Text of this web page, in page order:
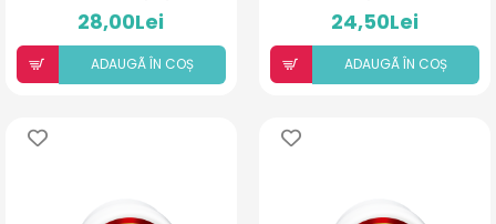
ANTIALERGICĂ
28,00Lei
ADAUGÃ ÎN COȘ
PENTRU ARSURI MEDII
24,50Lei
ADAUGÃ ÎN COȘ